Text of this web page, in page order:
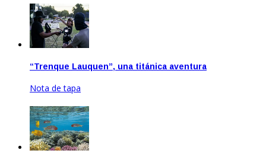
“Trenque Lauquen”, una titánica aventura
Nota de tapa